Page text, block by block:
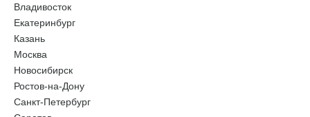
Владивосток
Екатеринбург
Казань
Москва
Новосибирск
Ростов-на-Дону
Санкт-Петербург